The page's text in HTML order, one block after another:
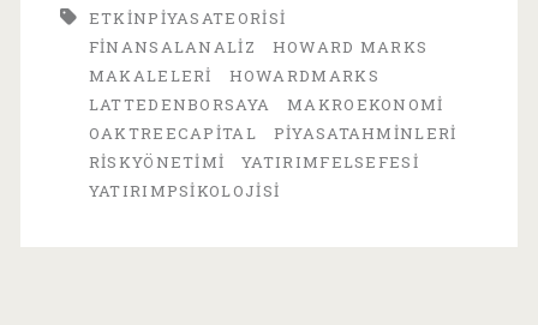
1996-
1:
Tahminlerin
Değeri
2
ETKINPIYASATEORISI
FINANSALANALIZ
HOWARD MARKS
MAKALELERI
HOWARDMARKS
LATTEDENBORSAYA
MAKROEKONOMI
OAKTREECAPITAL
PIYASATAHMINLERI
RISKYÖNETIMI
YATIRIMFELSEFESI
YATIRIMPSIKOLOJISI